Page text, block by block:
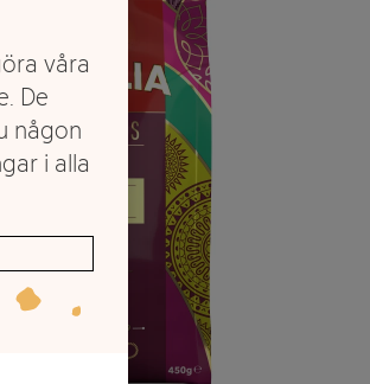
våra
De
någon
i alla